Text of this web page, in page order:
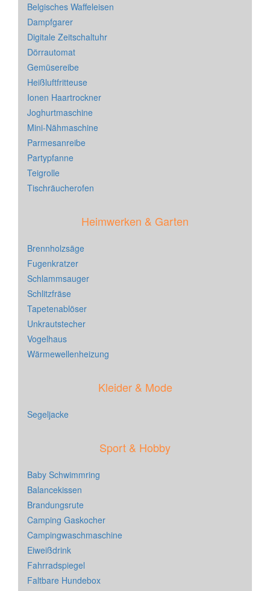
Belgisches Waffeleisen
Dampfgarer
Digitale Zeitschaltuhr
Dörrautomat
Gemüsereibe
Heißluftfritteuse
Ionen Haartrockner
Joghurtmaschine
Mini-Nähmaschine
Parmesanreibe
Partypfanne
Teigrolle
Tischräucherofen
Heimwerken & Garten
Brennholzsäge
Fugenkratzer
Schlammsauger
Schlitzfräse
Tapetenablöser
Unkrautstecher
Vogelhaus
Wärmewellenheizung
Kleider & Mode
Segeljacke
Sport & Hobby
Baby Schwimmring
Balancekissen
Brandungsrute
Camping Gaskocher
Campingwaschmaschine
Eiweißdrink
Fahrradspiegel
Faltbare Hundebox